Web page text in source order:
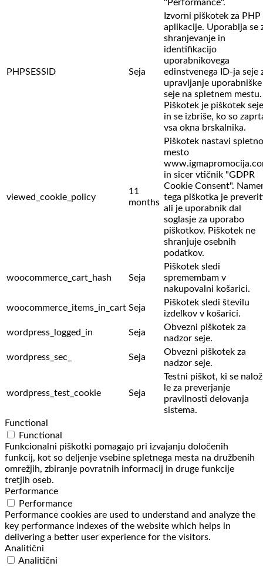
"Performance".
PHPSESSID Seja
Izvorni piškotek za PHP
aplikacije. Uporablja se
shranjevanje in
identifikacijo
uporabnikovega
edinstvenega ID-ja seje
upravljanje uporabniške
seje na spletnem mestu.
Piškotek je piškotek seje
in se izbriše, ko so
vsa okna brskalnika.
viewed_cookie_policy
11
months
Piškotek nastavi spletno
mesto
in sicer vtičnik "GDPR
Cookie Consent".
tega piškotka je
ali je uporabnik dal
soglasje za uporabo
piškotkov. Piškotek ne
shranjuje osebnih
podatkov.
woocommerce_cart_hash Seja
Piškotek sledi
spremembam v
nakupovalni košarici.
woocommerce_items_in_cart Seja
Piškotek sledi številu
izdelkov v košarici.
wordpress_logged_in
Seja
Obvezni piškotek za
nadzor seje.
wordpress_sec_
Seja
Obvezni piškotek za
nadzor seje.
wordpress_test_cookie Seja
Testni piškot, ki se
le za preverjanje
pravilnosti delovanja
sistema.
Functional
Functional
Funkcionalni piškotki pomagajo pri izvajanju določenih
funkcij, kot so deljenje vsebine spletnega mesta na družbenih
omrežjih, zbiranje povratnih informacij in druge funkcije
tretjih oseb.
Performance
Performance
Performance cookies are used to understand and analyze the
key performance indexes of the website which helps in
delivering a better user experience for the visitors.
Analitični
Analitični